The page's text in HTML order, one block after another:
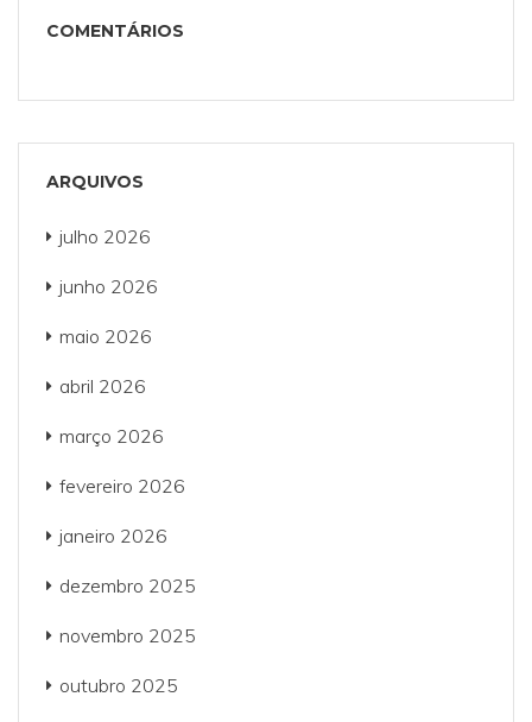
COMENTÁRIOS
ARQUIVOS
julho 2026
junho 2026
maio 2026
abril 2026
março 2026
fevereiro 2026
janeiro 2026
dezembro 2025
novembro 2025
outubro 2025